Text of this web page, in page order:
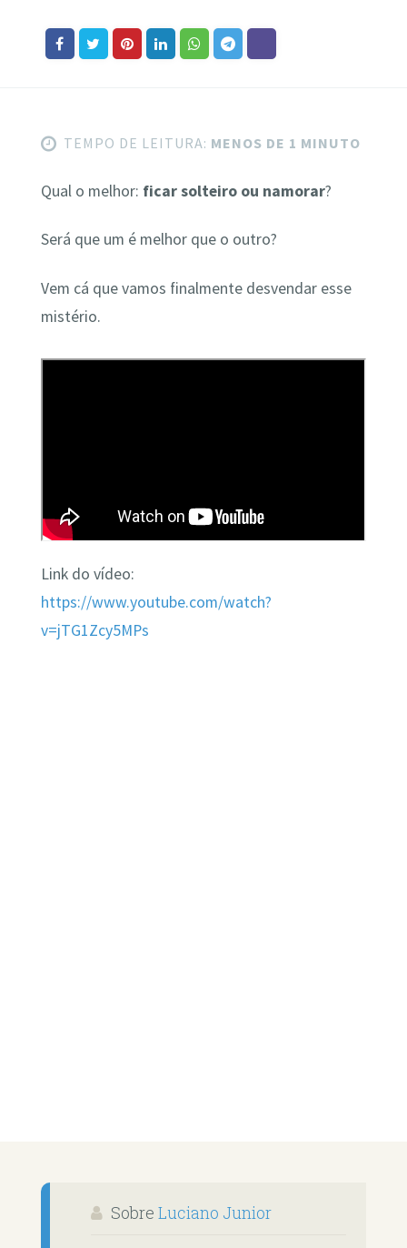
TEMPO DE LEITURA: MENOS DE 1 MINUTO
Qual o melhor: ficar solteiro ou namorar?
Será que um é melhor que o outro?
Vem cá que vamos finalmente desvendar esse
mistério.
Link do vídeo:
https://www.youtube.com/watch?
v=jTG1Zcy5MPs
Sobre Luciano Junior